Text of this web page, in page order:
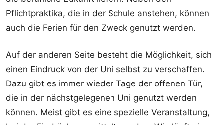
Pflichtpraktika, die in der Schule anstehen, können
auch die Ferien für den Zweck genutzt werden.
Auf der anderen Seite besteht die Möglichkeit, sich
einen Eindruck von der Uni selbst zu verschaffen.
Dazu gibt es immer wieder Tage der offenen Tür,
die in der nächstgelegenen Uni genutzt werden
können. Meist gibt es eine spezielle Veranstaltung,